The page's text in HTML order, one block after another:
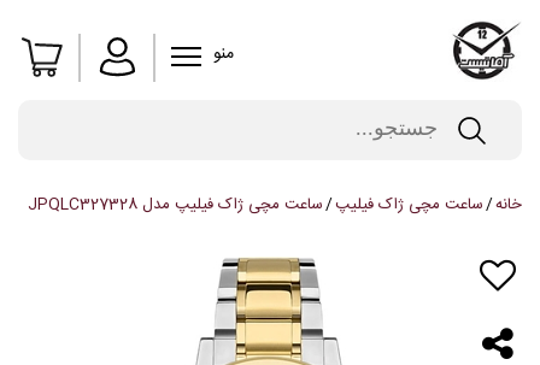
منو
خانه ساعت مچی ژاک فیلیپ ساعت مچی ژاک فیلیپ مدل JPQLC327328